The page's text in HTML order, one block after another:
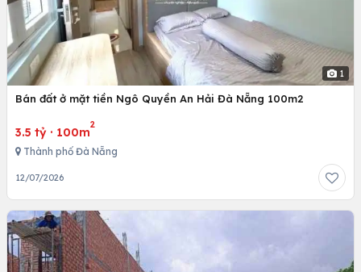
1
Bán đất ở mặt tiền Ngô Quyền An Hải Đà Nẵng 100m2
3.5 tỷ · 100m
2
Thành phố Đà Nẵng
12/07/2026